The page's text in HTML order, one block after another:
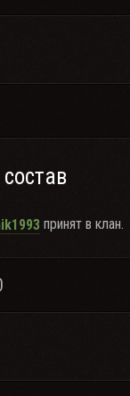
принят в клан.